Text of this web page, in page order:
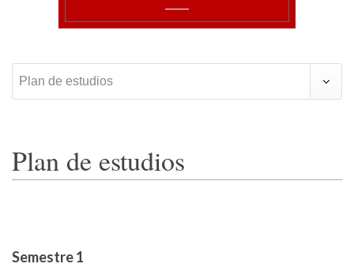
Plan de estudios
Plan de estudios
Semestre 1